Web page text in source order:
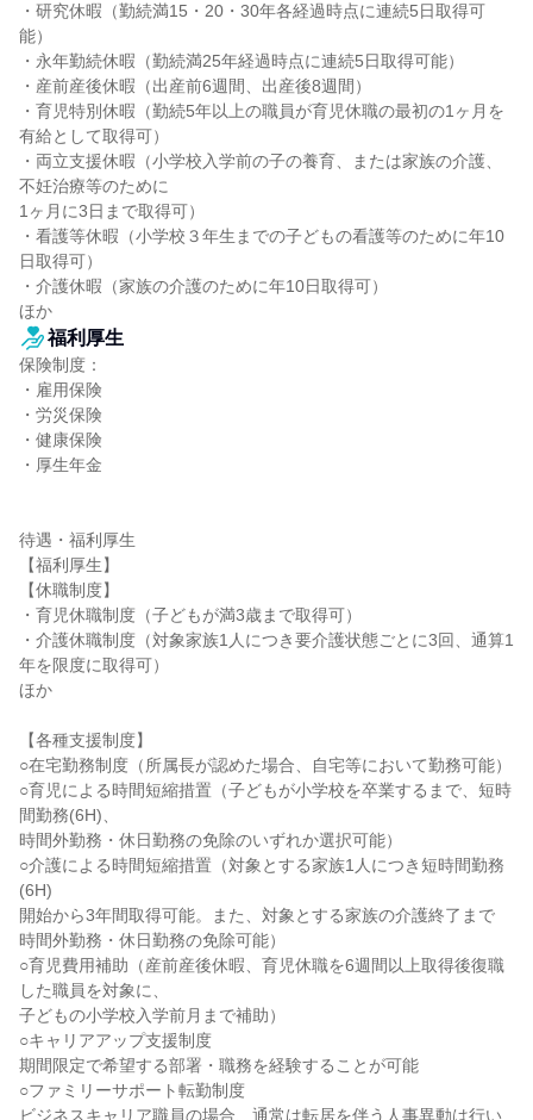
・研究休暇（勤続満15・20・30年各経過時点に連続5日取得可
能）
・永年勤続休暇（勤続満25年経過時点に連続5日取得可能）
・産前産後休暇（出産前6週間、出産後8週間）
・育児特別休暇（勤続5年以上の職員が育児休職の最初の1ヶ月を
有給として取得可）
・両立支援休暇（小学校入学前の子の養育、または家族の介護、
不妊治療等のために
1ヶ月に3日まで取得可）
・看護等休暇（小学校３年生までの子どもの看護等のために年10
日取得可）
・介護休暇（家族の介護のために年10日取得可）
ほか
福利厚生
保険制度：
・雇用保険
・労災保険
・健康保険
・厚生年金
待遇・福利厚生
【福利厚生】
【休職制度】
・育児休職制度（子どもが満3歳まで取得可）
・介護休職制度（対象家族1人につき要介護状態ごとに3回、通算1
年を限度に取得可）
ほか
【各種支援制度】
○在宅勤務制度（所属長が認めた場合、自宅等において勤務可能）
○育児による時間短縮措置（子どもが小学校を卒業するまで、短時
間勤務(6H)、
時間外勤務・休日勤務の免除のいずれか選択可能）
○介護による時間短縮措置（対象とする家族1人につき短時間勤務
(6H)
開始から3年間取得可能。また、対象とする家族の介護終了まで
時間外勤務・休日勤務の免除可能）
○育児費用補助（産前産後休暇、育児休職を6週間以上取得後復職
した職員を対象に、
子どもの小学校入学前月まで補助）
○キャリアアップ支援制度
期間限定で希望する部署・職務を経験することが可能
○ファミリーサポート転勤制度
ビジネスキャリア職員の場合、通常は転居を伴う人事異動は行い